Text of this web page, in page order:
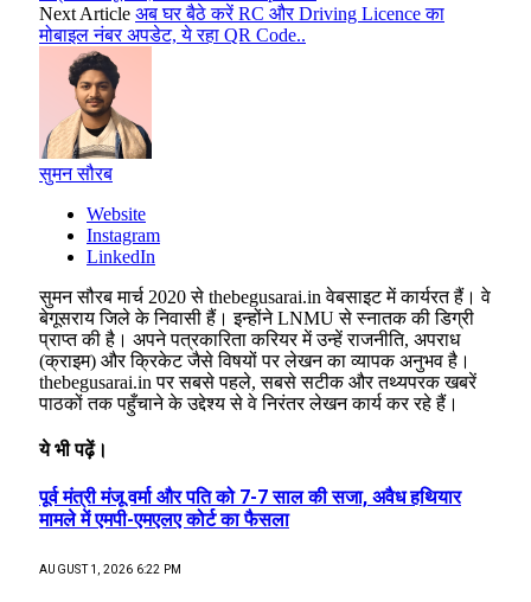
Next Article अब घर बैठे करें RC और Driving Licence का
मोबाइल नंबर अपडेट, ये रहा QR Code..
सुमन सौरब
Website
Instagram
LinkedIn
सुमन सौरब मार्च 2020 से thebegusarai.in वेबसाइट में कार्यरत हैं। वे
बेगूसराय जिले के निवासी हैं। इन्होंने LNMU से स्नातक की डिग्री
प्राप्त की है। अपने पत्रकारिता करियर में उन्हें राजनीति, अपराध
(क्राइम) और क्रिकेट जैसे विषयों पर लेखन का व्यापक अनुभव है।
thebegusarai.in पर सबसे पहले, सबसे सटीक और तथ्यपरक खबरें
पाठकों तक पहुँचाने के उद्देश्य से वे निरंतर लेखन कार्य कर रहे हैं।
ये भी पढ़ें।
पूर्व मंत्री मंजू वर्मा और पति को 7-7 साल की सजा, अवैध हथियार
मामले में एमपी-एमएलए कोर्ट का फैसला
AUGUST 1, 2026 6:22 PM